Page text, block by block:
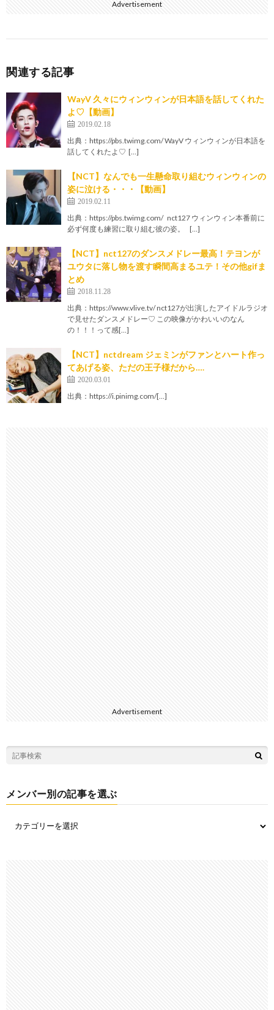
Advertisement
関連する記事
WayV 久々にウィンウィンが日本語を話してくれた
よ♡【動画】
2019.02.18
出典：https://pbs.twimg.com/ WayV ウィンウィンが日本語を
話してくれたよ♡ […]
【NCT】なんでも一生懸命取り組むウィンウィンの
姿に泣ける・・・【動画】
2019.02.11
出典：https://pbs.twimg.com/ nct127 ウィンウィン本番前に
必ず何度も練習に取り組む彼の姿。 […]
【NCT】nct127のダンスメドレー最高！テヨンが
ユウタに落し物を渡す瞬間高まるユテ！その他gifま
とめ
2018.11.28
出典：https://www.vlive.tv/ nct127が出演したアイドルラジオ
で見せたダンスメドレー♡ この映像がかわいいのなん
の！！！って感[…]
【NCT】nctdream ジェミンがファンとハート作っ
てあげる姿、ただの王子様だから….
2020.03.01
出典：https://i.pinimg.com/[…]
Advertisement
メンバー別の記事を選ぶ